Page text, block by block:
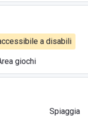
a disabili
giochi
Spiaggia